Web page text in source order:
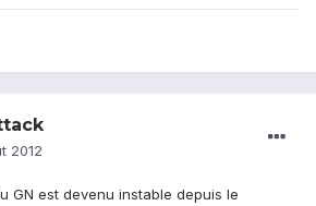
2012
GN est devenu instable depuis le